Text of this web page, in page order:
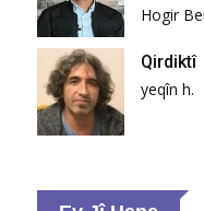
Hogir
Qirdiktî
yeqîn h.